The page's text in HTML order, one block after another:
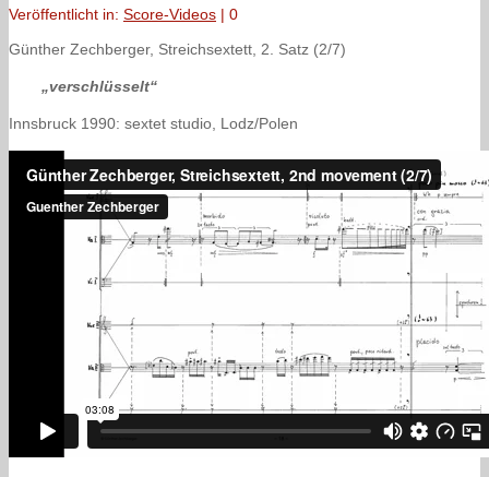
Veröffentlicht in: Score-Videos | 0
Günther Zechberger, Streichsextett, 2. Satz (2/7)
„verschlüsselt“
Innsbruck 1990: sextet studio, Lodz/Polen